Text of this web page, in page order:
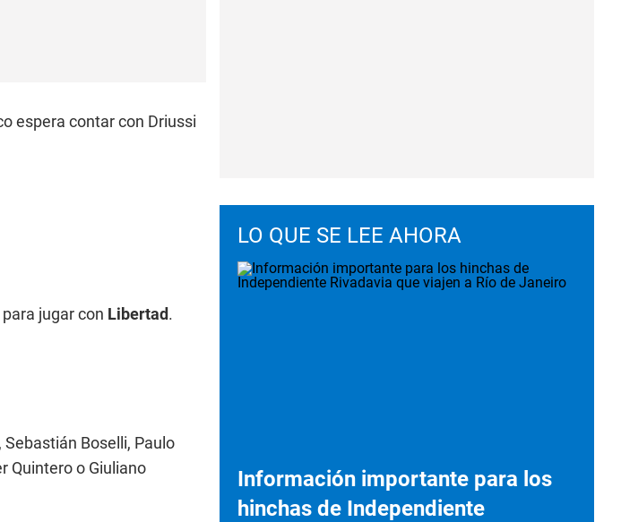
espera contar con Driussi
jugar con Libertad.
Boselli, Paulo
Quintero o Giuliano
LO QUE SE LEE AHORA
Información importante para los
hinchas de Independiente